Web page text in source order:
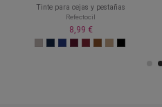
Tinte para cejas y pestañas
Refectocil
8,99 €